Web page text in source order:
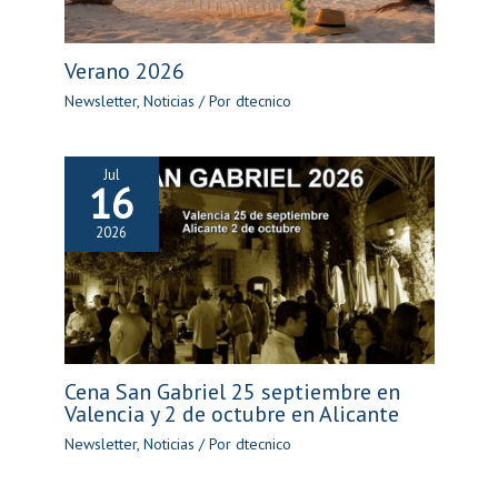
Verano 2026
Newsletter, Noticias / Por dtecnico
Jul
16
2026
Cena San Gabriel 25 septiembre en
Valencia y 2 de octubre en Alicante
Newsletter, Noticias / Por dtecnico